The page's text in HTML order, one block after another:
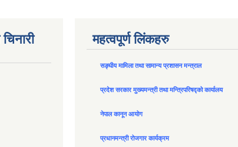
महत्वपूर्ण लिंकहरु
सङ्घीय मामिला तथा सामान्य प्रशासन मन्त्राल
प्रदेश सरकार मुख्यमन्त्री तथा मन्त्रिपरिषद्को कार्यालय
नेपाल कानून आयोग
प्रधानमन्त्री रोजगार कार्यक्रम